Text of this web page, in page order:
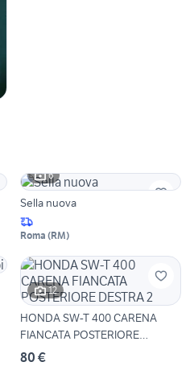
6
Sella nuova
Roma (RM)
12
HONDA SW-T 400 CARENA
FIANCATA POSTERIORE
DESTRA 2
80 €